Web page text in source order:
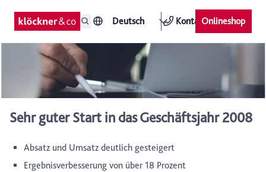
Deutsch KontaktOnlineshop
Sehr guter Start in das Geschäftsjahr 2008
Absatz und Umsatz deutlich gesteigert
Ergebnisverbesserung von über 18 Prozent